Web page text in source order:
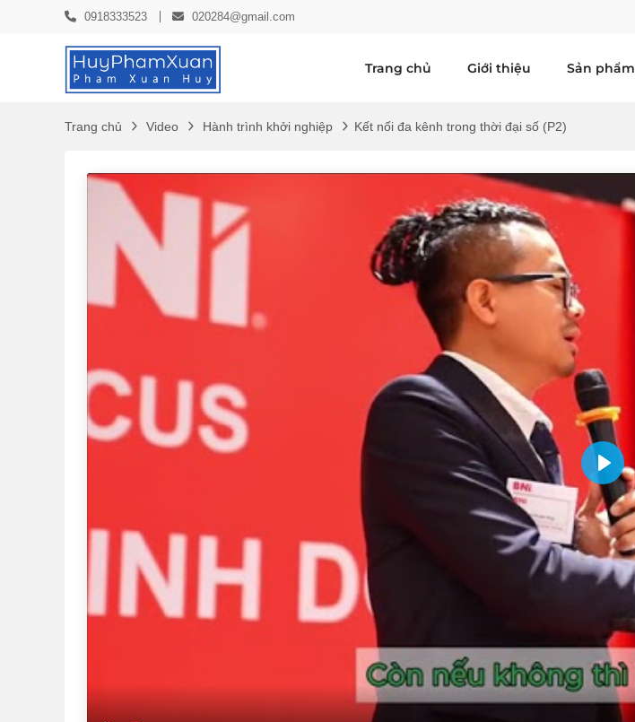
0918333523 020284@gmail.com
Trang chủ Giới thiệu Sản phẩm
Trang chủ Video Hành trình khởi nghiệp Kết nối đa kênh trong thời đại số (P2)
Play